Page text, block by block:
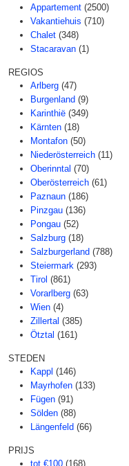
Appartement (2500)
Vakantiehuis (710)
Chalet (348)
Stacaravan (1)
REGIOS
Arlberg (47)
Burgenland (9)
Karinthië (349)
Kärnten (18)
Montafon (50)
Niederösterreich (11)
Oberinntal (70)
Oberösterreich (61)
Paznaun (186)
Pinzgau (136)
Pongau (52)
Salzburg (18)
Salzburgerland (788)
Steiermark (293)
Tirol (861)
Vorarlberg (63)
Wien (4)
Zillertal (385)
Ötztal (161)
STEDEN
Kappl (146)
Mayrhofen (133)
Fügen (91)
Sölden (88)
Längenfeld (66)
PRIJS
tot €100 (168)